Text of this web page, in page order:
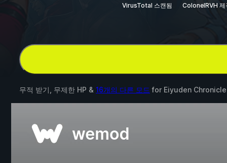
VirusTotal 스캔됨 ColonelRVH
무적 받기, 무제한 HP & 16개의 다른 모드 for Eiyuden